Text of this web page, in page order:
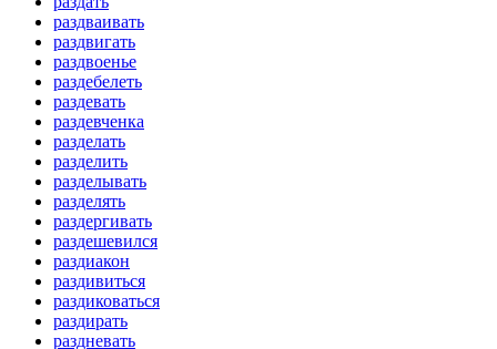
раздваивать
раздвигать
раздвоенье
раздебелеть
раздевать
раздевченка
разделать
разделить
разделывать
разделять
раздергивать
раздешевился
раздиакон
раздивиться
раздиковаться
раздирать
раздневать